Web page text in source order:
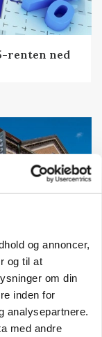
og annoncer,
og til at
om din
inden for
analysepartnere.
med andre
renten ned
landbobanks